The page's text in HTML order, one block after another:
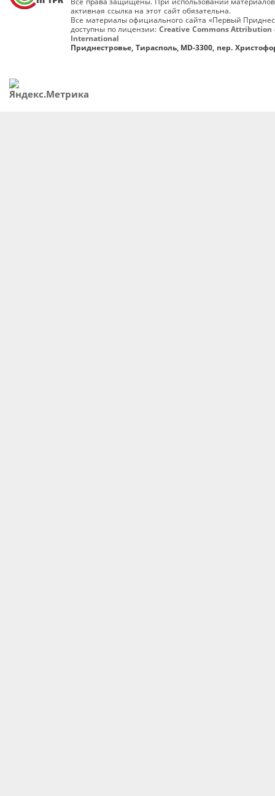
активная ссылка на этот сайт обязательна.
Все материалы официального сайта «Первый
доступны по лицензии: Creative Commons Attribution
International
Приднестровье, Тирасполь, MD-3300, пер.